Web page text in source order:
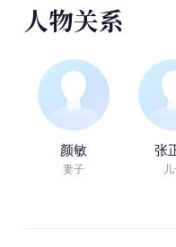
人物关系
颜敏
妻子
张